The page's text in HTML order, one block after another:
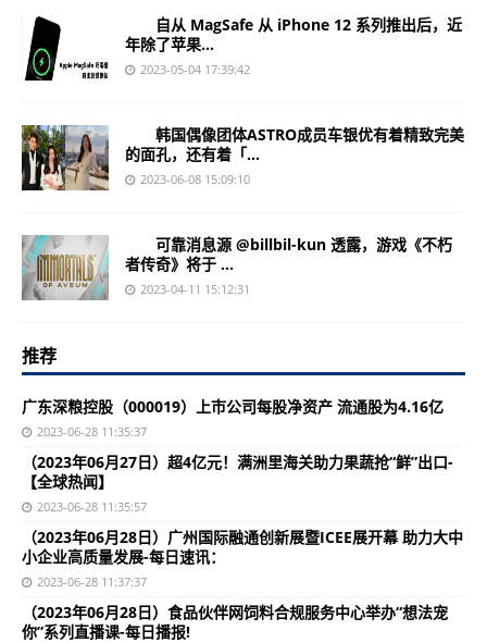
自从 MagSafe 从 iPhone 12 系列推出后，近
年除了苹果...
2023-05-04 17:39:42
韩国偶像团体ASTRO成员车银优有着精致完美
的面孔，还有着「...
2023-06-08 15:09:10
可靠消息源 @billbil-kun 透露，游戏《不朽
者传奇》将于 ...
2023-04-11 15:12:31
推荐
广东深粮控股（000019）上市公司每股净资产 流通股为4.16亿
2023-06-28 11:35:37
（2023年06月27日）超4亿元！满洲里海关助力果蔬抢“鲜”出口-
【全球热闻】
2023-06-28 11:35:57
（2023年06月28日）广州国际融通创新展暨ICEE展开幕 助力大中
小企业高质量发展-每日速讯：
2023-06-28 11:37:37
（2023年06月28日）食品伙伴网饲料合规服务中心举办“想法宠
你”系列直播课-每日播报!